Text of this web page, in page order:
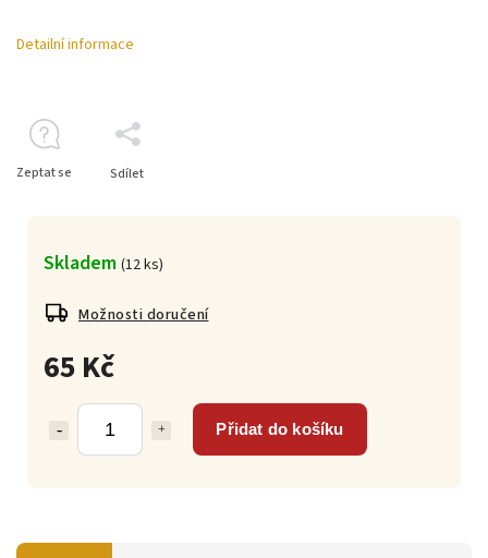
65 Kč
Přidat do košíku
Skladem (12 ks)
Možnosti doručení
Detailní informace
Zeptat se Sdílet